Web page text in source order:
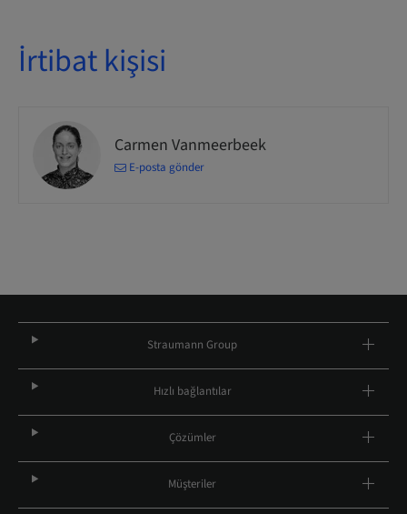
İrtibat kişisi
Carmen Vanmeerbeek
E-posta gönder
Straumann Group
Hızlı bağlantılar
Çözümler
Müşteriler